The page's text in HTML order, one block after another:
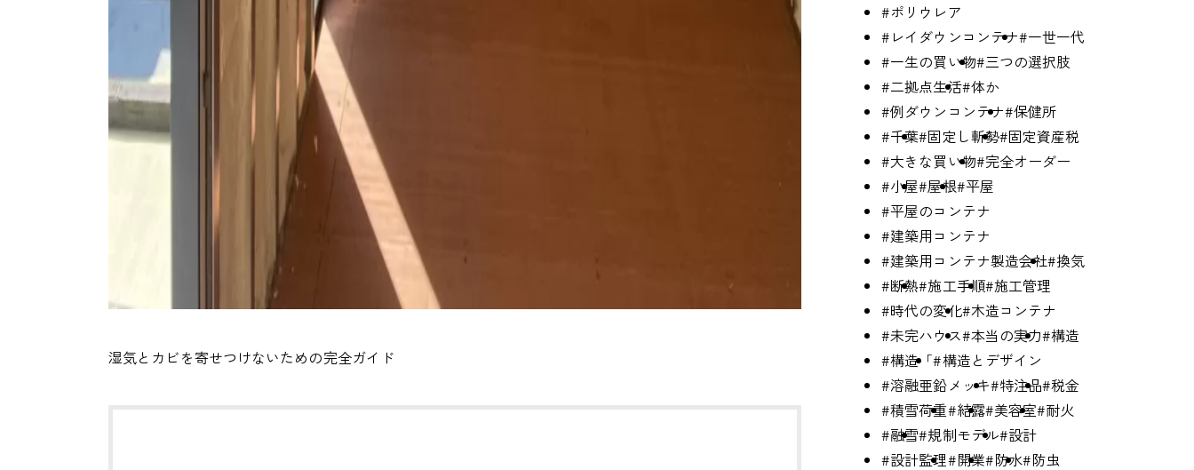
湿気とカビを寄せつけないための完全ガイド
#ポリウレア
#レイダウンコンテナ#一世一代
#一生の買い物#三つの選択肢
#二拠点生活#体か
#例ダウンコンテナ#保健所
#千葉#固定し斬勢#固定資産税
#大きな買い物#完全オーダー
#小屋#屋根#平屋
#平屋のコンテナ
#建築用コンテナ
#建築用コンテナ製造会社#換気
#断熱#施工手順#施工管理
#時代の変化#木造コンテナ
#未完ハウス#本当の実力#構造
#構造「#構造とデザイン
#溶融亜鉛メッキ#特注品#税金
#積雪荷重#結露#美容室#耐火
#融雪#規制モデル#設計
#設計監理#開業#防水#防虫